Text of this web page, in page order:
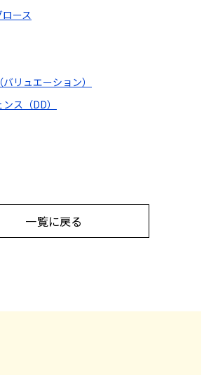
ース
リュエーション）
ス（DD）
一覧に戻る